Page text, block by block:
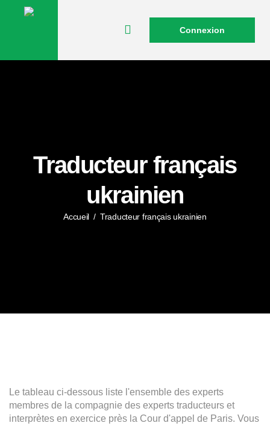
Connexion
Traducteur français
ukrainien
Accueil / Traducteur français ukrainien
Le tableau ci-dessous liste l'ensemble des experts
membres de la compagnie des experts traducteurs et
interprètes en exercice près la Cour d'appel de Paris. Vous